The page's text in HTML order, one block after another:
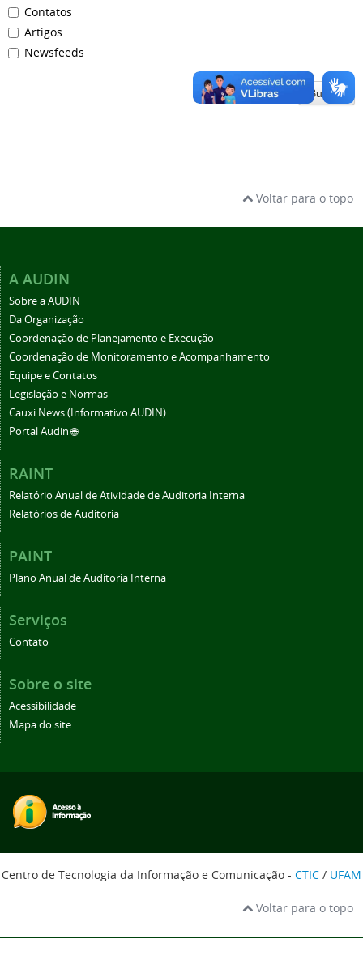
Contatos
Artigos
Newsfeeds
Buscar
Voltar para o topo
A AUDIN
Sobre a AUDIN
Da Organização
Coordenação de Planejamento e Execução
Coordenação de Monitoramento e Acompanhamento
Equipe e Contatos
Legislação e Normas
Cauxi News (Informativo AUDIN)
Portal Audin 🌐
RAINT
Relatório Anual de Atividade de Auditoria Interna
Relatórios de Auditoria
PAINT
Plano Anual de Auditoria Interna
Serviços
Contato
Sobre o site
Acessibilidade
Mapa do site
Centro de Tecnologia da Informação e Comunicação - CTIC / UFAM
Voltar para o topo